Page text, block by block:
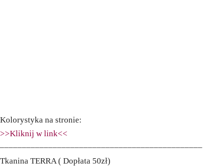
Kolorystyka na stronie:
>>Kliknij w link<<
––––––––––––––––––––––––––––––––––––––––––––––
Tkanina TERRA ( Dopłata 50zł)